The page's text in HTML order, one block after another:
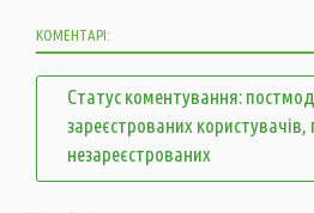
КОМЕНТАРІ:
Статус коментування:
зареєстрованих
незареєстрованих